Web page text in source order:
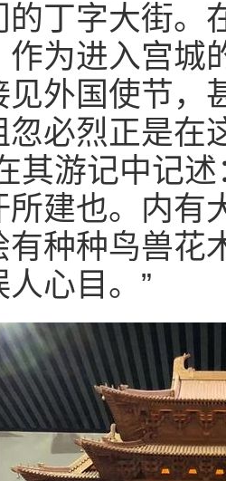
的丁字大街。
作为进入宫城
见外国使节，
必烈正是在
其游记中记
所建也。内有
有种种鸟兽花
心目。”